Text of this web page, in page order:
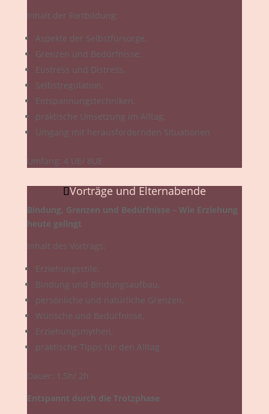
Inhalt der Fortbildung:
Aspekte der Selbstfürsorge,
Grenzen und Bedürfnisse,
Eustress und Distress,
Selbstregulation,
Entspannungstechniken,
praktische Umsetzung im Alltag,
Umgang mit herausfordernden Situationen
Umfang: 4 UE/ 8UE
Vorträge und Elternabende
Bindung, Grenzen und Bedürfnisse – Wie Erziehung
heute gelingt
Inhalt des Vortrags:
Erziehungsstile,
Bindung und Bindungsaufbau,
persönliche und natürliche Grenzen,
Wünsche und Bedürfnisse,
Erziehungsmythen,
praktische Tipps für den Alltag
Dauer: 1,5h/ 2h
Entspannt durch die Trotzphase